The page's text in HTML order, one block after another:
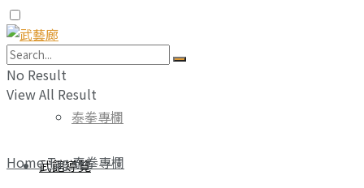
Trending Tags
泰拳專欄
武館導覽
No Result
View All Result
HomeTag泰拳專欄